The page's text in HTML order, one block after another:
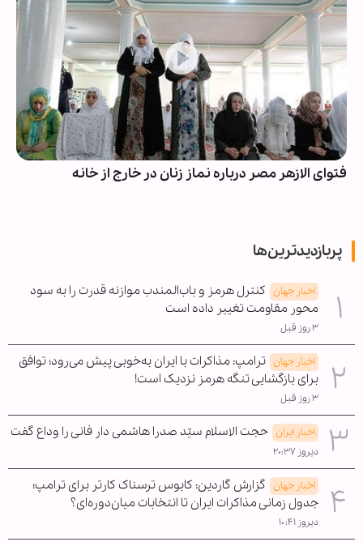
فتوای الازهر مصر درباره نماز زنان در خارج از خانه
پربازدیدترین‌ها
اخبار جهان کنترل هرمز و باب‌المندب موازنه قدرت را به سود
محور مقاومت تغییر داده است
۳ روز قبل
اخبار جهان ترامپ: مذاکرات با ایران به‌خوبی پیش می‌رود؛ توافق
برای بازگشایی تنگه هرمز نزدیک است!
۳ روز قبل
اخبار ایران حجت الاسلام سیّد صدرا هاشمی دار فانی را وداع گفت
دیروز ۲۰:۳۷
اخبار جهان گزارش گاردین: کابوس ترسناک کارتر برای ترامپ؛
جدول زمانی مذاکرات ایران تا انتخابات میان‌دوره‌ای؟
دیروز ۱۰:۴۱